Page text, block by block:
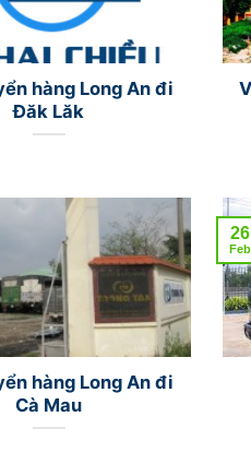
hàng Long An đi
Đăk Lăk
hàng Long An đi
Cà Mau
26
Feb